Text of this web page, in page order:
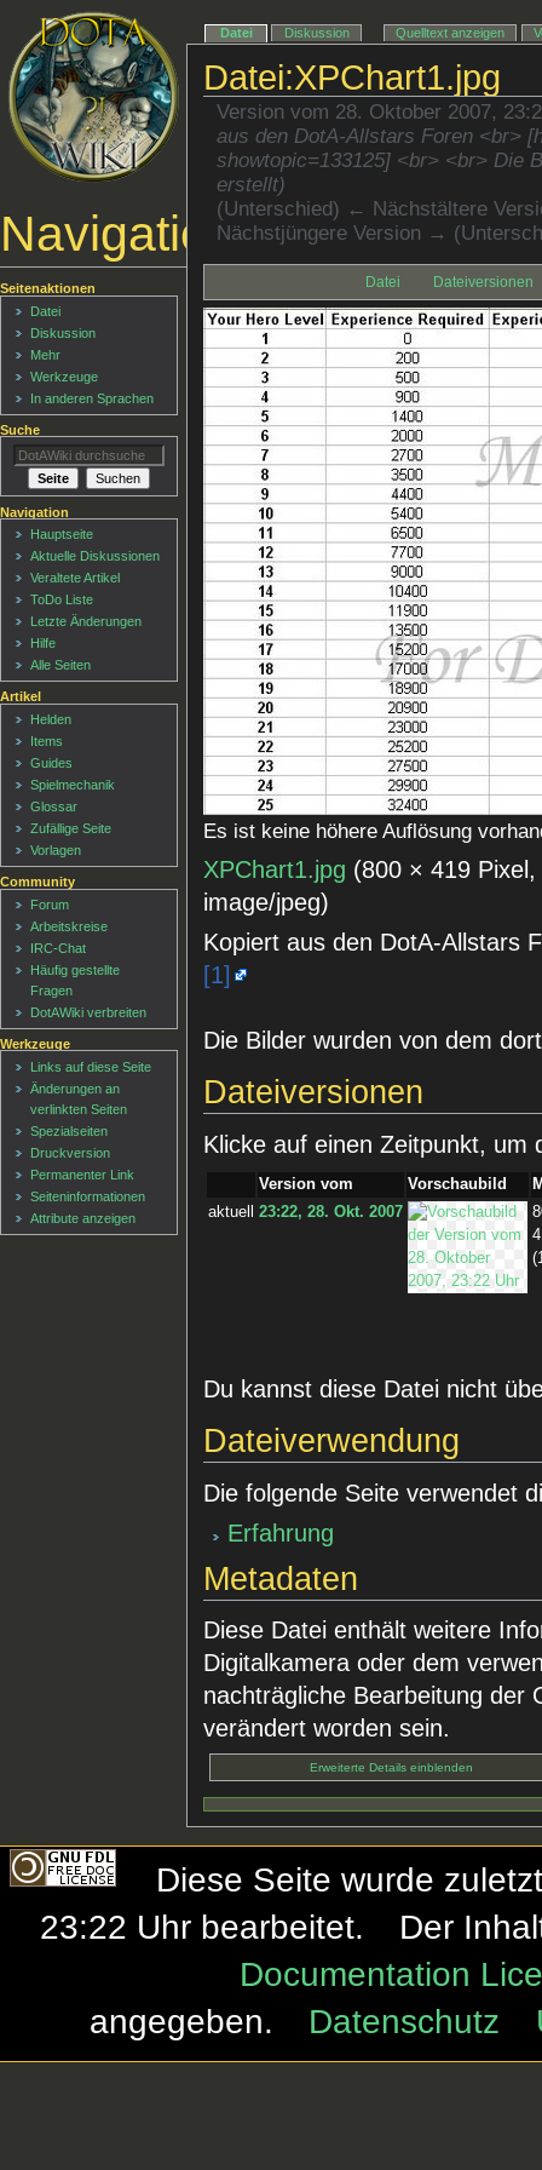
Datei:XPChart1.jpg
Version vom 28. Oktober 2007,
aus den DotA-Allstars Foren <br>
showtopic=133125] <br> <br> Die
erstellt)
(Unterschied) ← Nächstältere
Nächstjüngere Version →
Datei Dateiversionen
Es ist keine höhere Auflösung
XPChart1.jpg (800 × 419
image/jpeg)
Kopiert aus den DotA-Allstars
[1]
Die Bilder wurden von dem
Dateiversionen
Klicke auf einen Zeitpunkt, um
Version vom Vorschaubild
aktuell
23:22, 28. Okt. 2007
Du kannst diese Datei nicht
Dateiverwendung
Die folgende Seite verwendet
Erfahrung
Metadaten
Diese Datei enthält weitere
Digitalkamera oder dem
nachträgliche Bearbeitung der
verändert worden sein.
Erweiterte Details einblenden
Navigationsmenü
Datei Diskussion Quelltext anzeigen
Seitenaktionen
Datei
Diskussion
Mehr
Werkzeuge
In anderen Sprachen
Suche
Navigation
Hauptseite
Aktuelle Diskussionen
Veraltete Artikel
ToDo Liste
Letzte Änderungen
Hilfe
Alle Seiten
Artikel
Helden
Items
Guides
Spielmechanik
Glossar
Zufällige Seite
Vorlagen
Community
Forum
Arbeitskreise
IRC-Chat
Häufig gestellte
Fragen
DotAWiki verbreiten
Werkzeuge
Links auf diese Seite
Änderungen an
verlinkten Seiten
Spezialseiten
Druckversion
Permanenter Link
Seiten­informationen
Attribute anzeigen
Diese Seite wurde
23:22 Uhr bearbeitet.
Der
Documentation
angegeben.
Datenschutz